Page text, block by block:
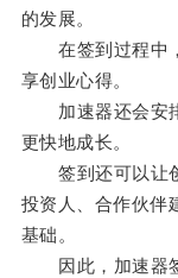
的发展。
在签到过程中，
享创业心得。
加速器还会安排
更快地成长。
签到还可以让创
投资人、合作伙伴
基础。
因此，加速器签